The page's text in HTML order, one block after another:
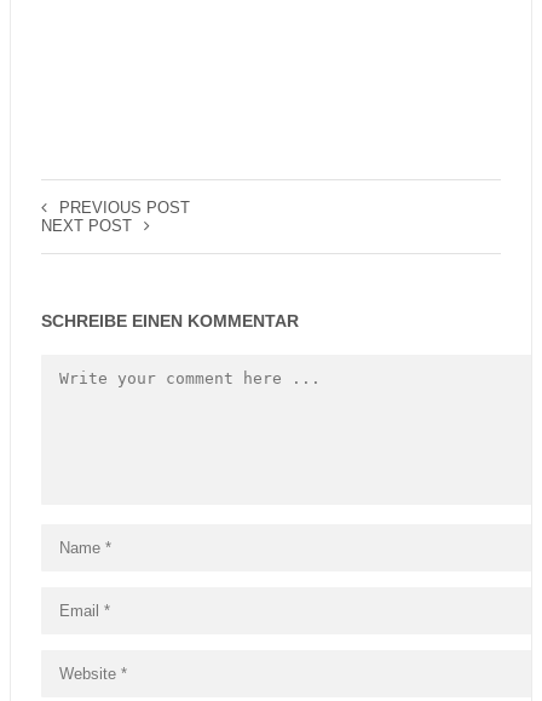
PREVIOUS POST
NEXT POST
SCHREIBE EINEN KOMMENTAR